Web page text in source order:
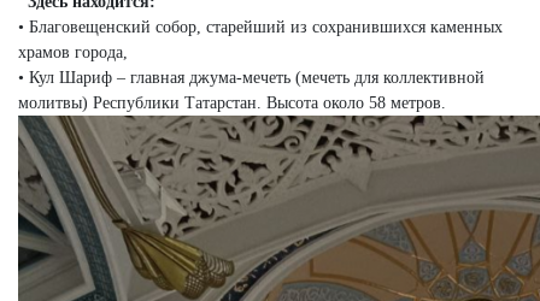
• Благовещенский собор, старейший из сохранившихся каменных
храмов города,
• Кул Шариф – главная джума-мечеть (мечеть для коллективной
молитвы) Республики Татарстан. Высота около 58 метров.